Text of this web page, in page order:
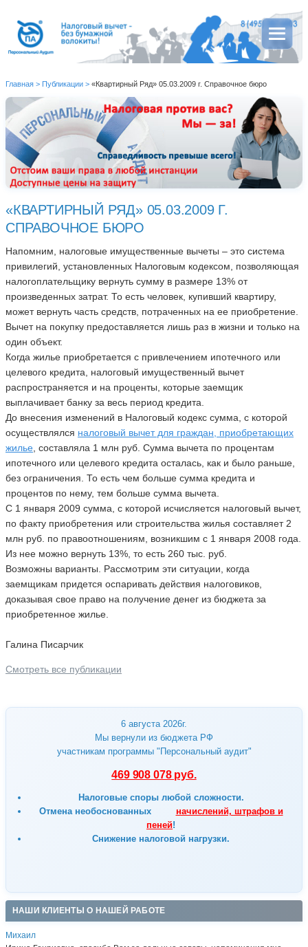
6 августа 2026г.
Мы вернули из бюджета РФ
участникам программы "Персональный аудит"
469 908 078 руб.
Налоговые споры любой сложности.
Отмена необоснованных начислений, штрафов и
пеней!
Снижение налоговой нагрузки.
НАШИ КЛИЕНТЫ О НАШЕЙ РАБОТЕ
Михаил
Главная > Публикации > «Квартирный Ряд» 05.03.2009 г. Справочное бюро
«КВАРТИРНЫЙ РЯД» 05.03.2009 Г.
СПРАВОЧНОЕ БЮРО
Напомним, налоговые имущественные вычеты – это система
привилегий, установленных Налоговым кодексом, позволяющая
налогоплательщику вернуть сумму в размере 13% от
произведенных затрат. То есть человек, купивший квартиру,
может вернуть часть средств, потраченных на ее приобретение.
Вычет на покупку предоставляется лишь раз в жизни и только на
один объект.
Когда жилье приобретается с привлечением ипотечного или
целевого кредита, налоговый имущественный вычет
распространяется и на проценты, которые заемщик
выплачивает банку за весь период кредита.
До внесения изменений в Налоговый кодекс сумма, с которой
осуществлялся налоговый вычет для граждан, приобретающих
жилье , составляла 1 млн руб. Сумма вычета по процентам
ипотечного или целевого кредита осталась, как и было раньше,
без ограничения. То есть чем больше сумма кредита и
процентов по нему, тем больше сумма вычета.
С 1 января 2009 сумма, с которой исчисляется налоговый вычет,
по факту приобретения или строительства жилья составляет 2
млн руб. по правоотношениям, возникшим с 1 января 2008 года.
Из нее можно вернуть 13%, то есть 260 тыс. руб.
Возможны варианты. Рассмотрим эти ситуации, когда
заемщикам придется оспаривать действия налоговиков,
доказывая свое право на получение денег из бюджета за
приобретенное жилье.
Галина Писарчик
Смотреть все публикации